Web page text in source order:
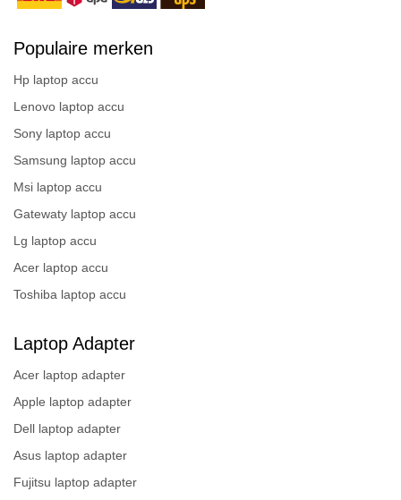
Populaire merken
Hp laptop accu
Lenovo laptop accu
Sony laptop accu
Samsung laptop accu
Msi laptop accu
Gatewaty laptop accu
Lg laptop accu
Acer laptop accu
Toshiba laptop accu
Laptop Adapter
Acer laptop adapter
Apple laptop adapter
Dell laptop adapter
Asus laptop adapter
Fujitsu laptop adapter